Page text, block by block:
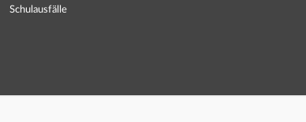
Schulausfälle